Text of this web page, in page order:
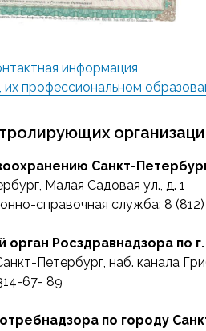
информация
их профессиональном
Санкт-
Малая Садовая ул., д. 1
справочная служба: 8
орган Росздравнадзора по
Петербург, наб. канала
67- 89
по городу